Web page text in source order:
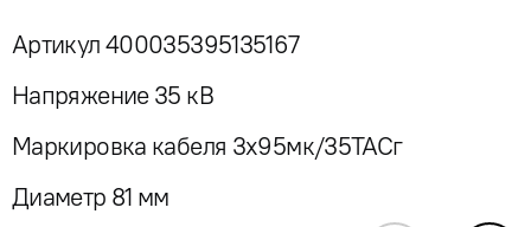
Артикул 400035395135167
Напряжение 35 кВ
Маркировка кабеля 3x95мк/35ТАСг
Диаметр 81 мм